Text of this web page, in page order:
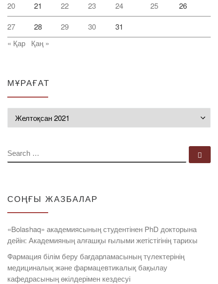
20 21 22 23 24 25 26
27 28 29 30
31
« Қар
Қаң »
МҰРАҒАТ
SEARCH
СОҢҒЫ ЖАЗБАЛАР
«Bolashaq» академиясының студентінен PhD докторына
дейін: Академияның алғашқы ғылыми жетістігінің тарихы
Фармация білім беру бағдарламасының түлектерінің
медициналық және фармацевтикалық бақылау
кафедрасының өкілдерімен кездесуі